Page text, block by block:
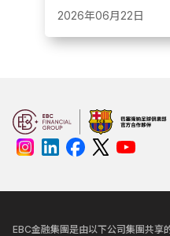
項殊榮，連續四年
2026年06月22日
EBC金融集團是由以下公司集團共享